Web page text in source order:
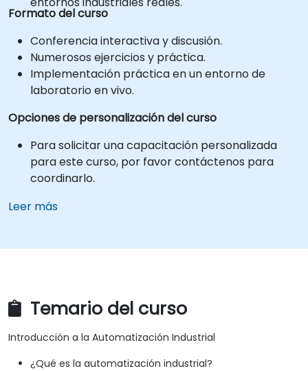
Formato del curso
Conferencia interactiva y discusión.
Numerosos ejercicios y práctica.
Implementación práctica en un entorno de
laboratorio en vivo.
Opciones de personalización del curso
Para solicitar una capacitación personalizada
para este curso, por favor contáctenos para
coordinarlo.
Leer más
Temario del curso
Introducción a la Automatización Industrial
¿Qué es la automatización industrial?